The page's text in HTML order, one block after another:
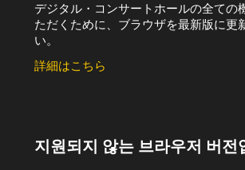
デジタル・コンサートホールの全ての
ただくために、ブラウザを最新版に更
い。
詳細はこちら
지원되지 않는 브라우저 버전